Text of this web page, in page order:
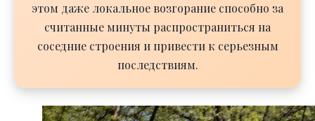
этом даже локальное возгорание способно за
считанные минуты распространиться на
соседние строения и привести к серьезным
последствиям.